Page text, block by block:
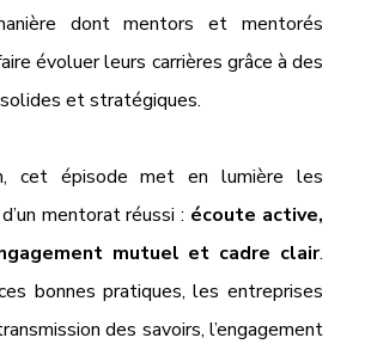
dont mentors et mentorés
évoluer leurs carrières grâce à des
et stratégiques.
cet épisode met en lumière les
mentorat réussi : écoute active,
mutuel et cadre clair.
bonnes pratiques, les entreprises
des savoirs, l’engagement